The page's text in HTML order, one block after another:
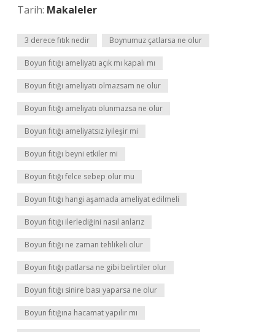
Tarih: Makaleler
3 derece fıtık nedir Boynumuz çatlarsa ne olur
Boyun fıtığı ameliyatı açık mı kapalı mı
Boyun fıtığı ameliyatı olmazsam ne olur
Boyun fıtığı ameliyatı olunmazsa ne olur
Boyun fıtığı ameliyatsız iyileşir mi
Boyun fıtığı beyni etkiler mi
Boyun fıtığı felce sebep olur mu
Boyun fıtığı hangi aşamada ameliyat edilmeli
Boyun fıtığı ilerlediğini nasıl anlarız
Boyun fıtığı ne zaman tehlikeli olur
Boyun fıtığı patlarsa ne gibi belirtiler olur
Boyun fıtığı sinire bası yaparsa ne olur
Boyun fıtığına hacamat yapılır mı